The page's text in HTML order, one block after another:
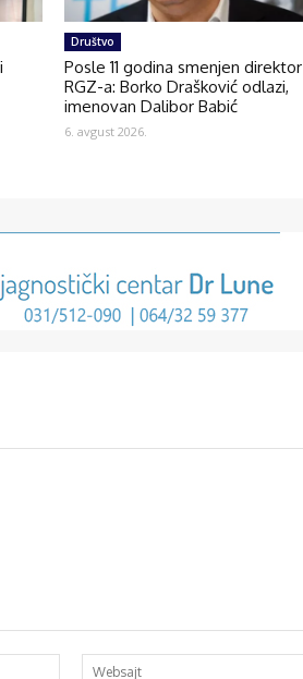
Društvo
Posle 11 godina smenjen direktor
RGZ-a: Borko Drašković odlazi,
imenovan Dalibor Babić
6. avgust 2026.